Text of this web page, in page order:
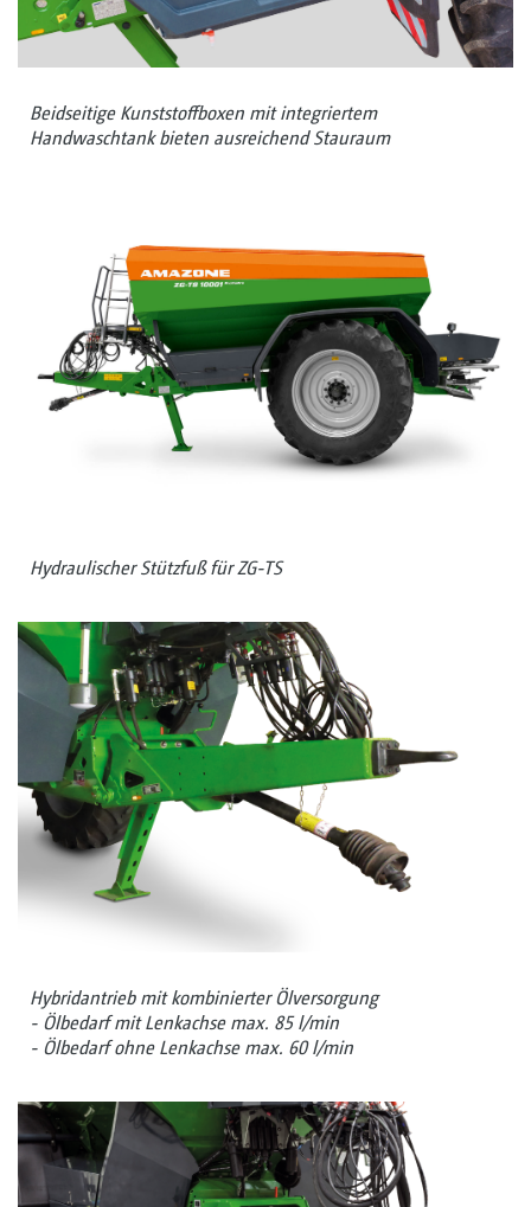
Beidseitige Kunststoffboxen mit integriertem
Handwaschtank bieten ausreichend Stauraum
Hydraulischer Stützfuß für ZG-TS
Hybridantrieb mit kombinierter Ölversorgung
- Ölbedarf mit Lenkachse max. 85 l/min
- Ölbedarf ohne Lenkachse max. 60 l/min